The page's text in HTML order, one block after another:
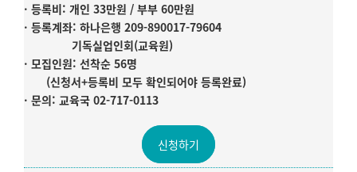
· 등록비: 개인 33만원 / 부부 60만원
· 등록계좌: 하나은행 209-890017-79604
기독실업인회(교육원)
· 모집인원: 선착순 56명
(신청서+등록비 모두 확인되어야 등록완료)
· 문의: 교육국 02-717-0113
신청하기